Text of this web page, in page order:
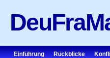
Einführung Rückblicke